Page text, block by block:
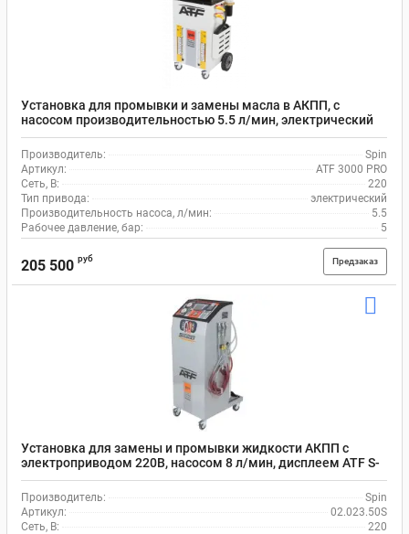
Установка для промывки и замены масла в АКПП, с
насосом производительностью 5.5 л/мин, электрический
привод 220В , Spin ATF 3000 PRO
Производитель:
Spin
Артикул:
ATF 3000 PRO
Сеть, В:
220
Тип привода:
электрический
Производительность насоса, л/мин:
5.5
Рабочее давление, бар:
5
205 500 руб Предзаказ
Установка для замены и промывки жидкости АКПП с
электроприводом 220В, насосом 8 л/мин, дисплеем ATF S-
DRIVE 5000+ Spin 02.023.50S
Производитель:
Spin
Артикул:
02.023.50S
Сеть, В:
220